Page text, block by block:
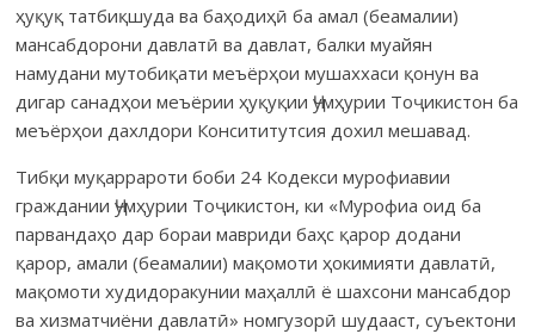
ҳуқуқ татбиқшуда ва баҳодиҳӣ ба амал (беамалии)
мансабдорони давлатӣ ва давлат, балки муайян
намудани мутобиқати меъёрҳои мушаххаси қонун ва
дигар санадҳои меъёрии ҳуқуқии Ҷумҳурии Тоҷикистон ба
меъёрҳои дахлдори Консититутсия дохил мешавад.
Тибқи муқаррароти боби 24 Кодекси мурофиавии
граждании Ҷумҳурии Тоҷикистон, ки «Мурофиа оид ба
парвандаҳо дар бораи мавриди баҳс қарор додани
қарор, амали (беамалии) мақомоти ҳокимияти давлатӣ,
мақомоти худидоракунии маҳаллӣ ё шахсони мансабдор
ва хизматчиёни давлатӣ» номгузорӣ шудааст, суъектони